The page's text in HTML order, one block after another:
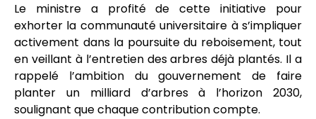
Le ministre a profité de cette initiative pour
exhorter la communauté universitaire à s’impliquer
activement dans la poursuite du reboisement, tout
en veillant à l’entretien des arbres déjà plantés. Il a
rappelé l’ambition du gouvernement de faire
planter un milliard d’arbres à l’horizon 2030,
soulignant que chaque contribution compte.